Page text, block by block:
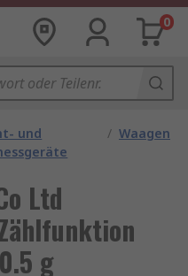
0
und
/ Waagen
Ltd
g